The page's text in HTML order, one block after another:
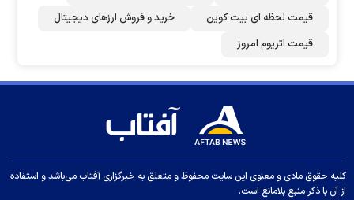
قیمت لحظه ای بیت کوین
خرید و فروش ارزهای دیجیتال
قیمت اتریوم امروز
کلیه حقوق مادی و معنوی این سایت محفوظ و متعلق به خبرگزاری آفتاب می‌باشد و استفاده
از آن با ذکر منبع بلامانع است.